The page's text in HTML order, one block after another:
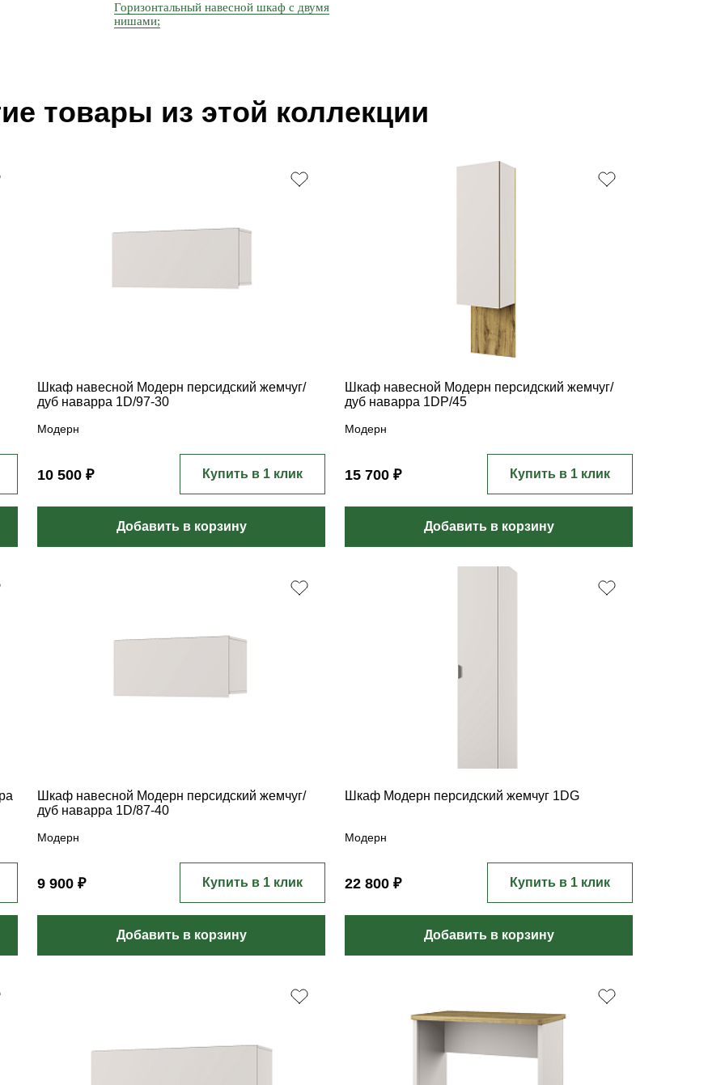
Горизонтальный навесной шкаф с двумя
нишами;
товары из этой коллекции
Шкаф навесной Модерн персидский жемчуг/
дуб наварра 1D/97-30
Модерн
10 500 ₽ Купить в 1 клик
Добавить в корзину
Шкаф навесной Модерн персидский жемчуг/
дуб наварра 1DP/45
Модерн
15 700 ₽ Купить в 1 клик
Добавить в корзину
Шкаф навесной Модерн персидский жемчуг/
дуб наварра 1D/87-40
Модерн
9 900 ₽ Купить в 1 клик
Добавить в корзину
Шкаф Модерн персидский жемчуг 1DG
Модерн
22 800 ₽ Купить в 1 клик
Добавить в корзину